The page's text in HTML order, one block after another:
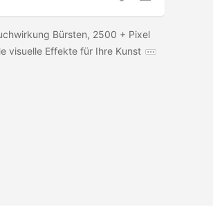
Bürsten, 2500 + Pixel
visuelle Effekte für Ihre Kunst